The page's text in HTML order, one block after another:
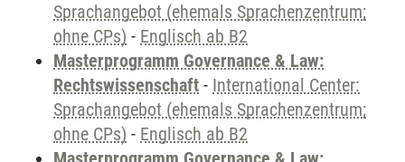
Sprachangebot (ehemals Sprachenzentrum;
ohne CPs) - Englisch ab B2
Masterprogramm Governance & Law:
Rechtswissenschaft - International Center:
Sprachangebot (ehemals Sprachenzentrum;
ohne CPs) - Englisch ab B2